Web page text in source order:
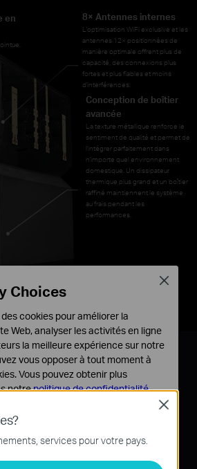
8× Antennes internes
L'optimisation WiFi exclusive et les
antennes 12× positionnées de
manière optimale offrent plus de
capacité, des connexions plus
fortes et plus fiables et moins
d'interférences.
en
Conception de boîtier
avancée
La texture métallique renforce le
sentiment de qualité et permet de
l'intégrer parfaitement dans
n'importe quel environnement
domestique. Un dissipateur
thermique plus grand et un boîtier
raffiné maintiennent le système
au frais pendant les
performances.
flexible un
pour toute la
compatible EasyMesh. Si vous
chez vous, ajoutez
services pour votre pays.
Close
Choices
cookies pour améliorer la
Web, analyser les activités en ligne
la meilleure expérience sur notre
vous opposer à tout moment à
Vous pouvez obtenir plus
notrepolitique de confidentialité.
au fonctionnement du
pas être désactivés dans vos
Close